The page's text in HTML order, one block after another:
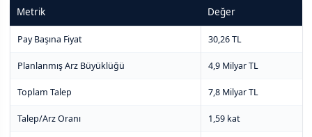
Metrik Değer
Pay Başına Fiyat 30,26 TL
Planlanmış Arz Büyüklüğü 4,9 Milyar TL
Toplam Talep 7,8 Milyar TL
Talep/Arz Oranı 1,59 kat